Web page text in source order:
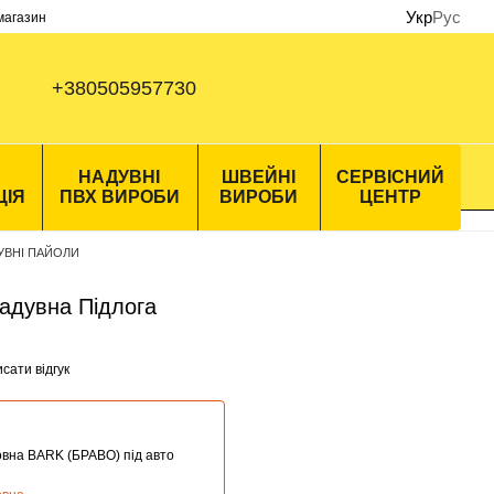
УкрРус
+380505957730
НАДУВНІ
ПВХ ВИРОБИ
ШВЕЙНІ
ВИРОБИ
СЕРВІСНИЙ
ЦЕНТР
ПАЙОЛИ
Підлога
відгук
BARK (БРАВО) під авто